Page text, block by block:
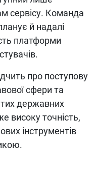
сервісу. Команда
й надалі
платформи
про поступову
сфери та
державних
високу точність,
інструментів